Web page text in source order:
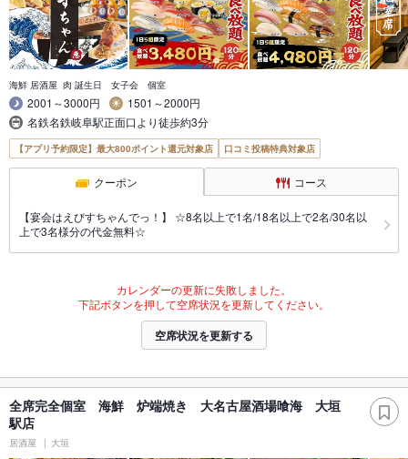
海鮮 居酒屋 肉 誕生日 女子会 個室
2001～3000円
1501～2000円
名鉄名鉄岐阜駅正面口より徒歩約3分
【アプリ予約限定】最大800ポイント還元対象店 口コミ投稿特典対象店
クーポン コース
【宴会はえびすちゃんでっ！】 ☆8名以上で1名/18名以上で2名/30名以
上で3名様分の代金無料☆
カレンダーの更新に失敗しました。
下記ボタンを押して空席状況を更新してください。
空席状況を更新する
全席完全個室 海鮮 炉端焼き 大名古屋酒場喰海 大垣
駅店
居酒屋 大垣